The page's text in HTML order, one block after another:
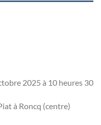
2025 à 10 heures 30
à Roncq (centre)